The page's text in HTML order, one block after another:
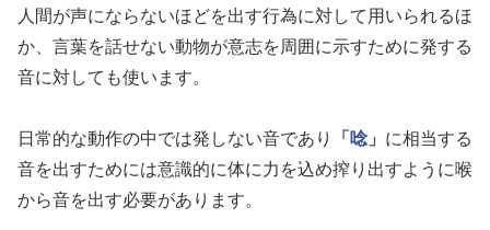
人間が声にならないほどを出す行為に対して用いられるほ
か、言葉を話せない動物が意志を周囲に示すために発する
音に対しても使います。
日常的な動作の中では発しない音であり 「唸」 に相当する
音を出すためには意識的に体に力を込め搾り出すように喉
から音を出す必要があります。